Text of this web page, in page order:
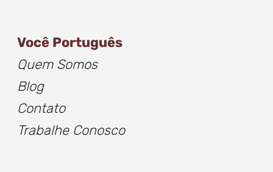
Você Português
Quem Somos
Blog
Contato
Trabalhe Conosco